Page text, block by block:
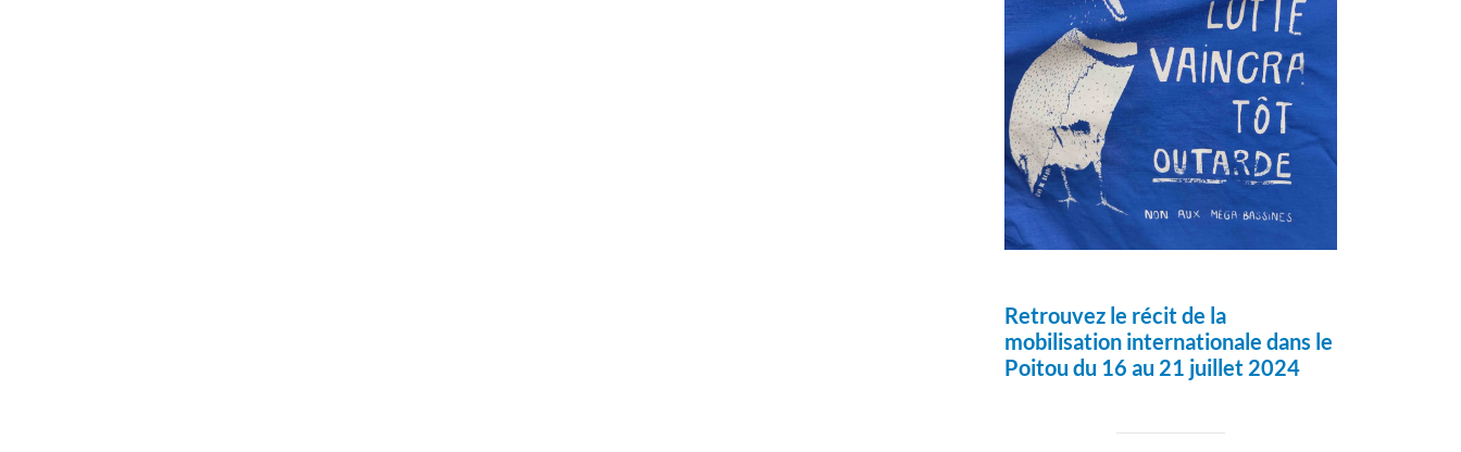
Retrouvez le récit de la
mobilisation internationale dans le
Poitou du 16 au 21 juillet 2024